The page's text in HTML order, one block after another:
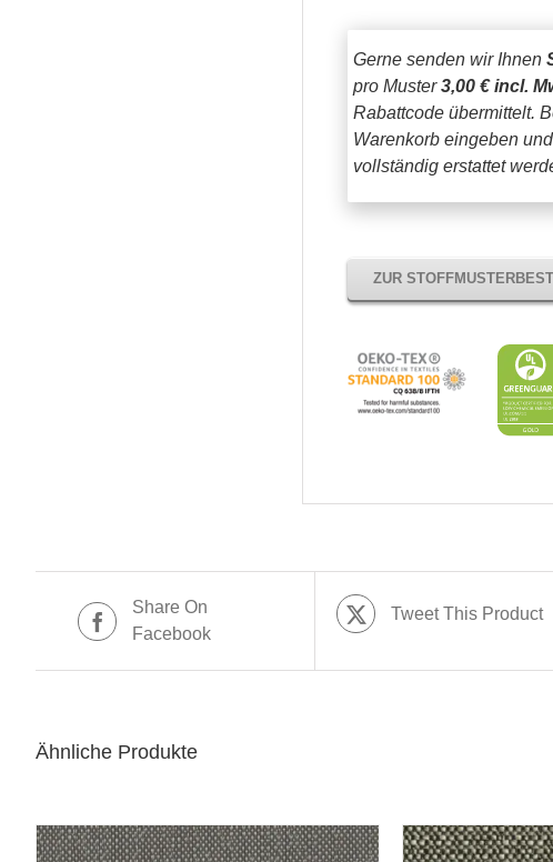
Gerne senden wir Ihnen
pro Muster3,00 € incl.
Rabattcode übermittelt.
Warenkorb eingeben
vollständig erstattet
ZUR
Share On
Facebook
Tweet This Product
Ähnliche Produkte